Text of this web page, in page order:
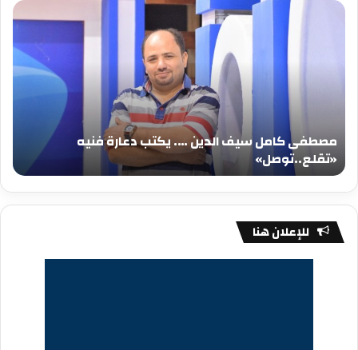
مصطفى
«تقلع..توصل»
مصطفى كامل سيف الدين …. يكتب دعارة فنيه
«تقلع..توصل»
….
للإعلان هنا